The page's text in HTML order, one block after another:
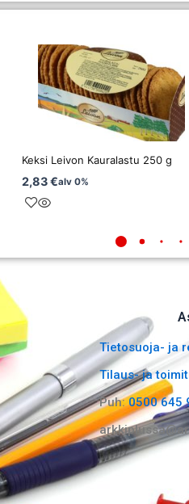
Keksi Leivon Kauralastu 250 g
2,83€alv 0%
Tietosuoja- ja
Tilaus- ja
Puh:0500 645